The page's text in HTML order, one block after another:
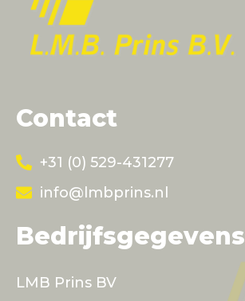
Contact
+31 (0) 529-431277
info@lmbprins.nl
Bedrijfsgegevens
LMB Prins BV